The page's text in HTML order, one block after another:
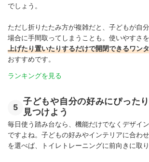
でしょう。
ただし折りたたみ方が複雑だと、子どもが自
場合に手間取ってしまうことも。使いやすさを
上げたり置いたりするだけで開閉できるワン
おすすめです。
ランキングを見る
5
子どもや自分の好みにぴった
見つけよう
毎日使う踏み台なら、機能だけでなくデザイ
ですよね。子どもの好みやインテリアに合わ
を選べば、トイレトレーニングに前向きに取